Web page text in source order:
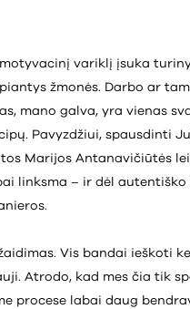
variklį įsuka
žmonės. Darbo ar
mano galva, yra vienas
Pavyzdžiui, spausdinti
Marijos Antanavičiūtės
linksma – ir dėl
Vis bandai ieškoti
Atrodo, kad mes čia tik
procese labai daug